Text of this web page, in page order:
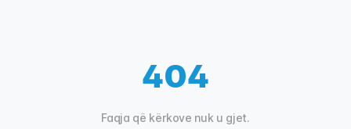
404
Faqja që kërkove nuk u gjet.